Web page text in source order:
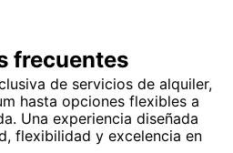
frecuentes
de servicios de alquiler,
hasta opciones flexibles a
Una experiencia diseñada
flexibilidad y excelencia en